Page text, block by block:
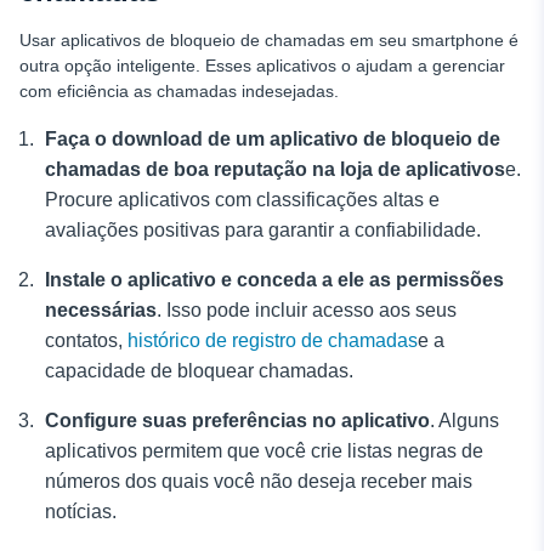
Usar aplicativos de bloqueio de chamadas em seu smartphone é
outra opção inteligente. Esses aplicativos o ajudam a gerenciar
com eficiência as chamadas indesejadas.
Faça o download de um aplicativo de bloqueio de
chamadas de boa reputação na loja de aplicativose.
Procure aplicativos com classificações altas e
avaliações positivas para garantir a confiabilidade.
Instale o aplicativo e conceda a ele as permissões
necessárias. Isso pode incluir acesso aos seus
contatos, histórico de registro de chamadase a
capacidade de bloquear chamadas.
Configure suas preferências no aplicativo. Alguns
aplicativos permitem que você crie listas negras de
números dos quais você não deseja receber mais
notícias.